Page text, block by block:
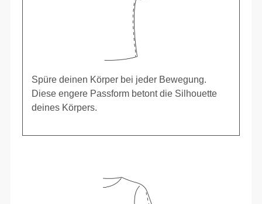
Spüre deinen Körper bei jeder Bewegung.
Diese engere Passform betont die Silhouette
deines Körpers.